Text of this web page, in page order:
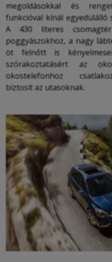
megoldásokkal és
funkcióval kínál egyedülálló
A 430 literes
poggyászokhoz, a nagy
öt felnőtt is
szórakoztatásért az
okostelefonhoz
biztosít az utasoknak.